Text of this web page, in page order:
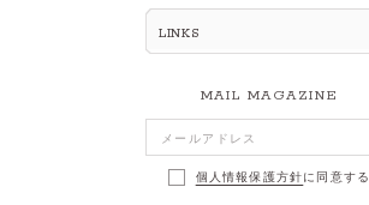
LINKS
MAIL MAGAZINE
個人情報保護方針に同意する